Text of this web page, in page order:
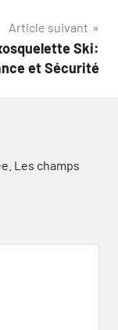
Article suivant
Ski:
et Sécurité
Les champs